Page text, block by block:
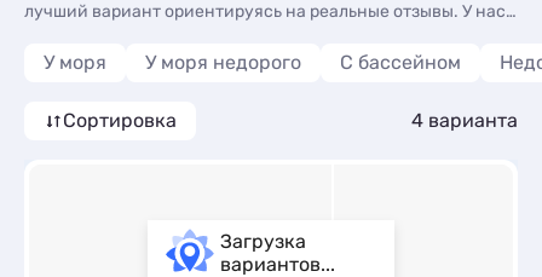
лучший вариант ориентируясь на реальные отзывы. У нас
У моря У моря недорого С бассейном
Сортировка 4 варианта
Загрузка
вариантов...